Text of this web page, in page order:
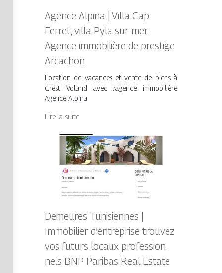
Agence Alpina | Villa Cap
Ferret, villa Pyla sur mer.
Agence immobilière de prestige
Arcachon
Location de vacances et vente de biens à
Crest Voland avec l’agence immobilière
Agence Alpina
Lire la suite
Demeures Tunisiennes |
Immobilier d’entreprise trouvez
vos futurs locaux profes­sion­
nels BNP Paribas Real Estate